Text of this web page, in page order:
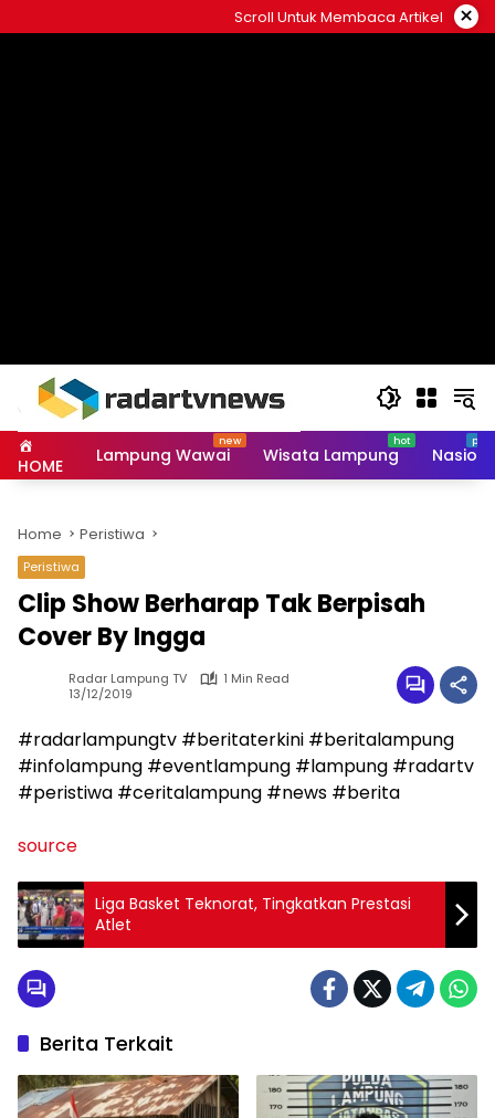
to
Scroll Untuk Membaca Artikel ×
HOME Lampung Wawai Wisata Lampung
Home Peristiwa
Peristiwa
Clip Show Berharap Tak Berpisah
Cover By Ingga
Radar Lampung TV
1 Min Read
13/12/2019
#radarlampungtv #beritaterkini #beritalampung
#infolampung #eventlampung #lampung #radartv
#peristiwa #ceritalampung #news #berita
source
Liga Basket Teknorat, Tingkatkan Prestasi
Atlet
Berita Terkait